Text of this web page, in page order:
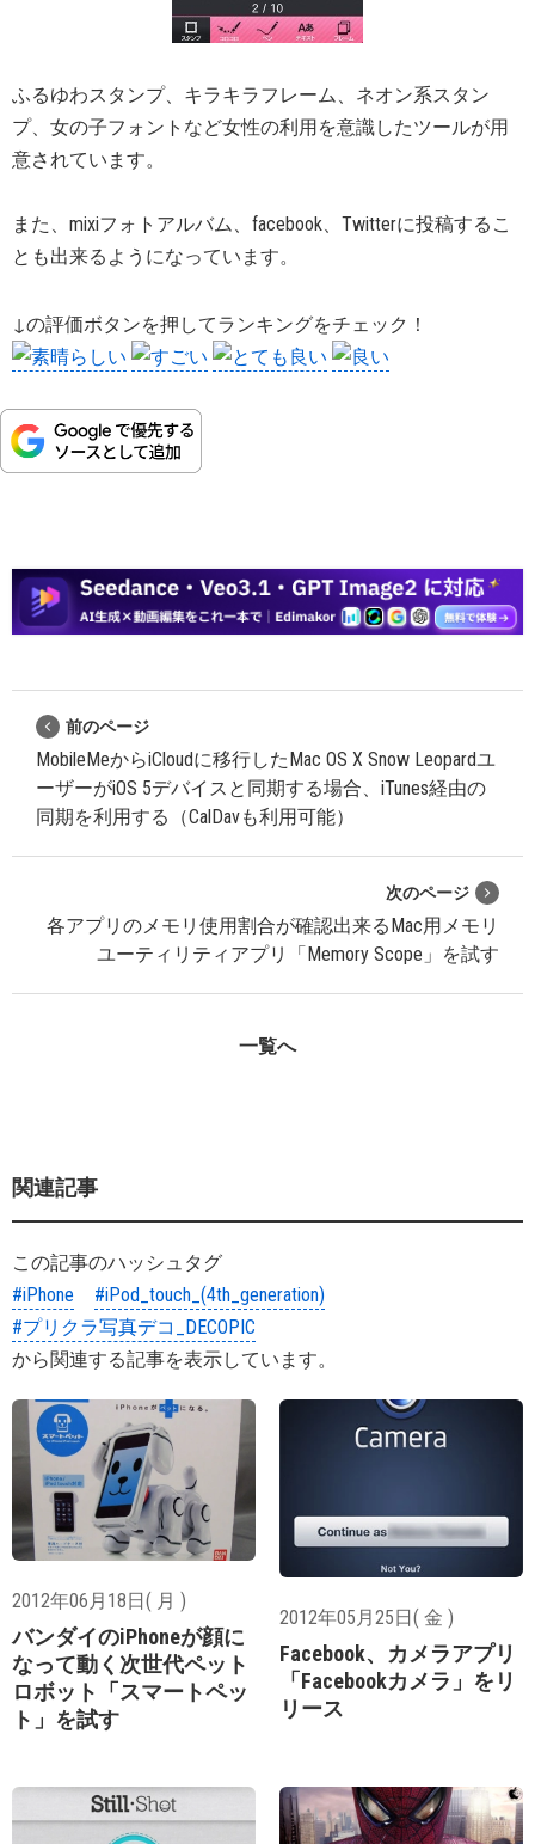
ふるゆわスタンプ、キラキラフレーム、ネオン系スタン
プ、女の子フォントなど女性の利用を意識したツールが用
意されています。
また、mixiフォトアルバム、facebook、Twitterに投稿するこ
とも出来るようになっています。
↓の評価ボタンを押してランキングをチェック！
前のページ
MobileMeからiCloudに移行したMac OS X Snow Leopardユ
ーザーがiOS 5デバイスと同期する場合、iTunes経由の
同期を利用する（CalDavも利用可能）
次のページ
各アプリのメモリ使用割合が確認出来るMac用メモリ
ユーティリティアプリ「Memory Scope」を試す
一覧へ
関連記事
この記事のハッシュタグ
#iPhone
#iPod_touch_(4th_generation)
#プリクラ写真デコ_DECOPIC
から関連する記事を表示しています。
2012年06月18日( 月 )
バンダイのiPhoneが顔に
なって動く次世代ペット
ロボット「スマートペッ
ト」を試す
2012年05月25日( 金 )
Facebook、カメラアプリ
「Facebookカメラ」をリ
リース